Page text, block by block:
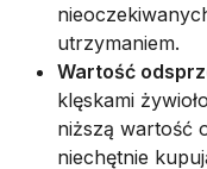
utrzymaniem.
Wartość
klęskami
niższą wartość
niechętnie